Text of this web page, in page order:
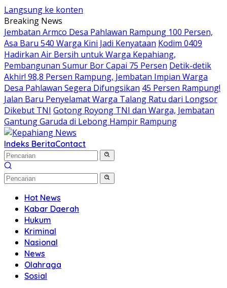
Langsung ke konten
Breaking News
Jembatan Armco Desa Pahlawan Rampung 100 Persen,
Asa Baru 540 Warga Kini Jadi Kenyataan Kodim 0409
Hadirkan Air Bersih untuk Warga Kepahiang,
Pembangunan Sumur Bor Capai 75 Persen Detik-detik
Akhir! 98,8 Persen Rampung, Jembatan Impian Warga
Desa Pahlawan Segera Difungsikan 45 Persen Rampung!
Jalan Baru Penyelamat Warga Talang Ratu dari Longsor
Dikebut TNI Gotong Royong TNI dan Warga, Jembatan
Gantung Garuda di Lebong Hampir Rampung
Indeks BeritaContact
Hot News
Kabar Daerah
Hukum
Kriminal
Nasional
News
Olahraga
Sosial